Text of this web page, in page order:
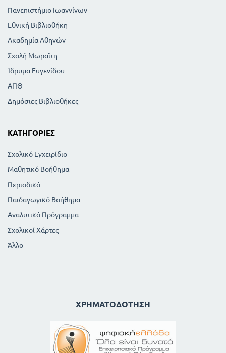
Πανεπιστήμιο Ιωαννίνων
Εθνική Βιβλιοθήκη
Ακαδημία Αθηνών
Σχολή Μωραϊτη
Ίδρυμα Ευγενίδου
ΑΠΘ
Δημόσιες Βιβλιοθήκες
ΚΑΤΗΓΟΡΊΕΣ
Σχολικό Εγχειρίδιο
Μαθητικό Βοήθημα
Περιοδικό
Παιδαγωγικό Βοήθημα
Αναλυτικό Πρόγραμμα
Σχολικοί Χάρτες
Άλλο
ΧΡΗΜΑΤΟΔΌΤΗΣΗ